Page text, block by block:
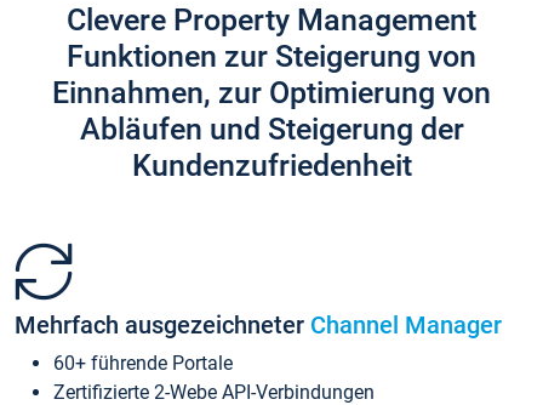
Clevere Property Management
Funktionen zur Steigerung von
Einnahmen, zur Optimierung von
Abläufen und Steigerung der
Kundenzufriedenheit
Mehrfach ausgezeichneter Channel Manager
60+ führende Portale
Zertifizierte 2-Webe API-Verbindungen